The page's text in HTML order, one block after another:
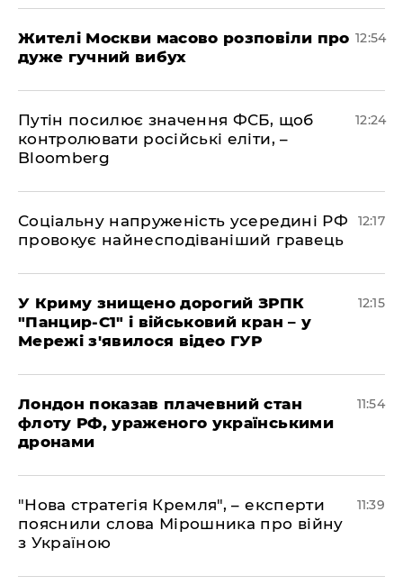
Жителі Москви масово розповіли про
дуже гучний вибух
12:54
Путін посилює значення ФСБ, щоб
контролювати російські еліти, –
Bloomberg
12:24
Соціальну напруженість усередині РФ
провокує найнесподіваніший гравець
12:17
У Криму знищено дорогий ЗРПК
"Панцир-С1" і військовий кран – у
Мережі з'явилося відео ГУР
12:15
Лондон показав плачевний стан
флоту РФ, ураженого українськими
дронами
11:54
"Нова стратегія Кремля", – експерти
пояснили слова Мірошника про війну
з Україною
11:39